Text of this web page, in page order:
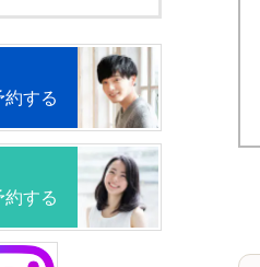
】
する
】
する